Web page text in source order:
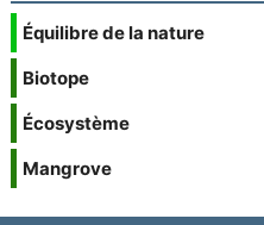
Équilibre de la nature
Biotope
Écosystème
Mangrove